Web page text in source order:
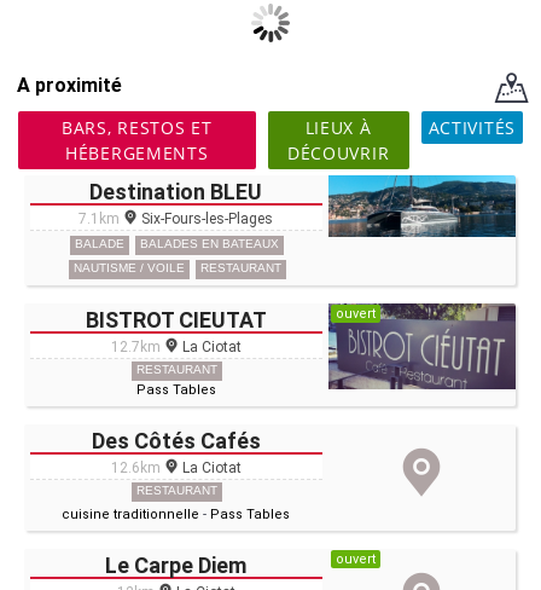
A proximité
BARS, RESTOS ET
HÉBERGEMENTS
LIEUX À
DÉCOUVRIR
ACTIVITÉS
Destination BLEU
7.1km Six-Fours-les-Plages
BALADE
BALADES EN BATEAUX
NAUTISME / VOILE
RESTAURANT
BISTROT CIEUTAT
12.7km La Ciotat
RESTAURANT
Pass Tables
ouvert
Des Côtés Cafés
12.6km La Ciotat
RESTAURANT
cuisine traditionnelle - Pass Tables
Le Carpe Diem ouvert